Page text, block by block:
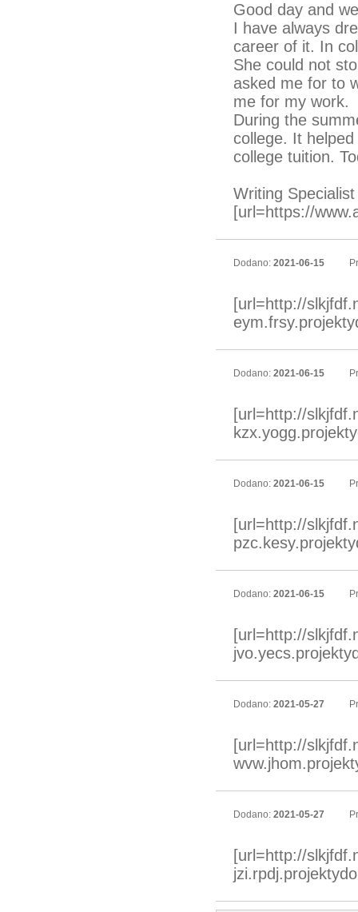
Good day and
I have always
career of it. In
She could not
asked me for to
me for my work.
During the
college. It
college tuition.
Writing
[url=https://
Dodano: 2021-06-15
[url=http://
Dodano: 2021-06-15
[url=http://
Dodano: 2021-06-15
[url=http://
Dodano: 2021-06-15
[url=http://
Dodano: 2021-05-27
[url=http://
Dodano: 2021-05-27
[url=http://